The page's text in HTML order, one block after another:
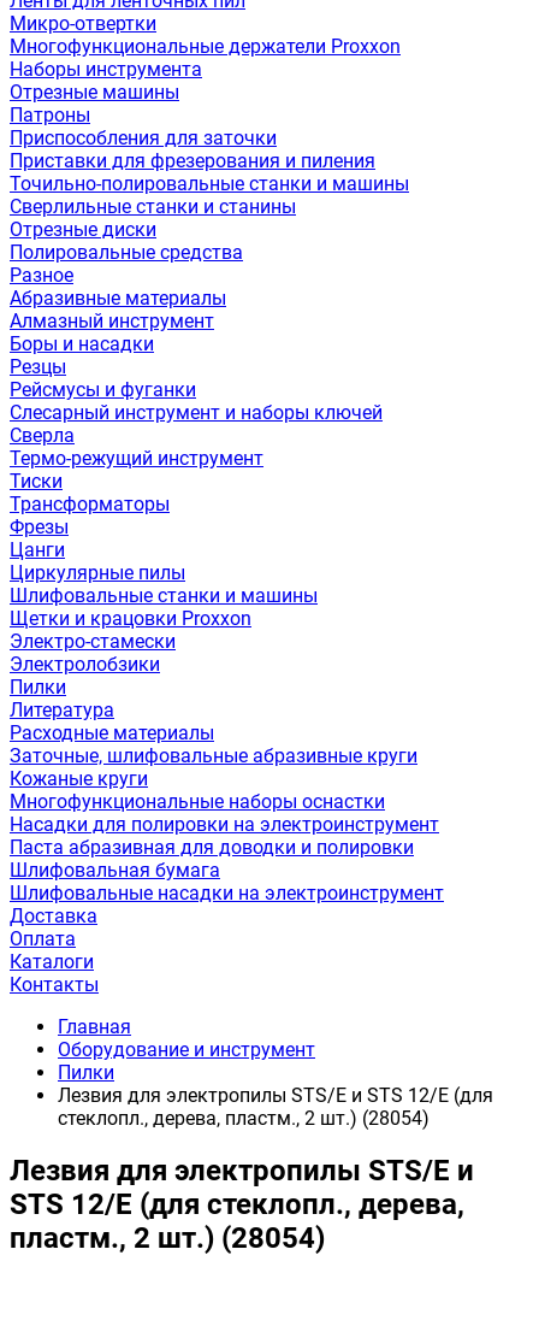
Микро-отвертки
Многофункциональные держатели Proxxon
Наборы инструмента
Отрезные машины
Патроны
Приспособления для заточки
Приставки для фрезерования и пиления
Точильно-полировальные станки и машины
Сверлильные станки и станины
Отрезные диски
Полировальные средства
Разное
Абразивные материалы
Алмазный инструмент
Боры и насадки
Резцы
Рейсмусы и фуганки
Слесарный инструмент и наборы ключей
Сверла
Термо-режущий инструмент
Тиски
Трансформаторы
Фрезы
Цанги
Циркулярные пилы
Шлифовальные станки и машины
Щетки и крацовки Proxxon
Электро-стамески
Электролобзики
Пилки
Литература
Расходные материалы
Заточные, шлифовальные абразивные круги
Кожаные круги
Многофункциональные наборы оснастки
Насадки для полировки на электроинструмент
Паста абразивная для доводки и полировки
Шлифовальная бумага
Шлифовальные насадки на электроинструмент
Доставка
Оплата
Каталоги
Контакты
Главная
Оборудование и инструмент
Пилки
Лезвия для электропилы STS/E и STS 12/E (для
стеклопл., дерева, пластм., 2 шт.) (28054)
Лезвия для электропилы STS/E и
STS 12/E (для стеклопл., дерева,
пластм., 2 шт.) (28054)